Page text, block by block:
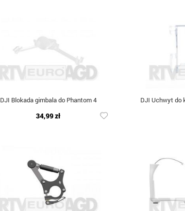
DJI Blokada gimbala do Phantom 4
34,99 zł
DJI Uchwyt do